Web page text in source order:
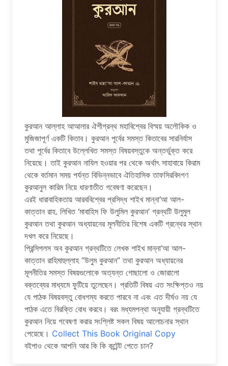
কুরআন আল্লাহ আআলার ঐশীগ্রন্থ মহাবিশ্বের বিস্ময় অলৌকিক ও
মুজিজাপূর্ণ একটি কিতাব। কুরআন পূর্বের সমস্ত কিতাবের সারনির্যাস
তথা পূর্বের কিতাবে উল্লেখিত সমস্ত বিষয়বস্তুকে অন্তর্ভুক্ত করে
নিয়েছে। তাই কুরআন নাযিল হওয়ার পর থেকে অর্থাৎ সাহাবায়ে কিরাম
থেকে বর্তমান সময় পর্যন্ত বিভিন্নভাবে ঐতিহাসিক তাফসিরবিদগণ
কুরআনুল কারিম নিয়ে ধারণাতীত গবেষণা করেছেন।
এরই ধারাবাহিকতায় আরববিশ্বের প্রসিদ্ধ শাইখ মান্না‘আ আল-
কাত্তান রাহ. লিখিত ‘মাবাহিস ফি উলুমিল কুরআন’ গ্রন্থটি উলুমুল
কুরআন তথা কুরআন অধ্যায়নের মূলনীতির বিশেষ একটি গ্রন্থের স্থান
দখল করে নিয়েছে।
প্রিন্সিপলস অব কুরআন গ্রন্থটিতে লেখক শাইখ মান্না‘আ আল-
কাত্তান রাহিমাহুল্লাহ “উলুম কুরআন” তথা কুরআন অধ্যায়নের
মূলনীতির সমস্ত বিষয়গুলোকে অত্যন্ত গোছালো ও জোরালো
বক্তব্যের মাধ্যমে ফুটিয়ে তুলেছেন। প্রতিটি বিষয় এত সংক্ষিপ্তও নয়
যে পাঠক বিষয়বস্তু বোধগম্য করতে পারবে না এবং এত দীর্ঘও নয় যে
পাঠক এতে বিরক্তি বোধ করবে। বরং মধ্যমপন্থা অনুযায়ী গ্রন্থটিতে
কুরআন নিয়ে গবেষণা করার সংশ্লিষ্ট সকল বিষয় আলোচনার স্থান
পেয়েছে। Collect This Book Original Copy
বইপাও থেকে আপনি আর কি কি কন্টেন্ট পেতে চান?